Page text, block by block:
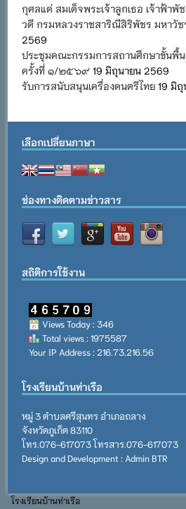
กุศลแด่ สมเด็จพระเจ้าลูกเธอ เจ้าฟ้าพั
วดี กรมหลวงราชสาริณีสิริพัชร มหาวัช
2569
ประชุมคณะกรรมการสถานศึกษาขั้นพื้น
ครั้งที่ ๑/๒๕๖๙ 19 มิถุนายน 2569
รับการสนับสนุนเครื่องดนตรีไทย 19 มิ
เลือกเปลี่ยนภาษา
ช่องทางติดตามข่าวสาร
สถิติการใช้งาน
Views Today : 346
Total views : 1975587
Your IP Address : 216.73.216.56
โรงเรียนบ้านท่าเรือ
หมู่ 3 ตำบลศรีสุนทร อำเภอถลาง
จังหวัดภูเก็ต 83110
โทร.076-617073 โทรสาร.076-617073
Design and Development : Admin BTR
โรงเรียนบ้านท่าเรือ